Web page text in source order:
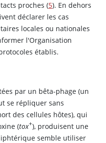
proches (5). En dehors
déclarer les cas
locales ou nationales
l'Organisation
établis.
par un bêta-phage (un
se répliquer sans
des cellules hôtes), qui
(tox+), produisent une
semble utiliser